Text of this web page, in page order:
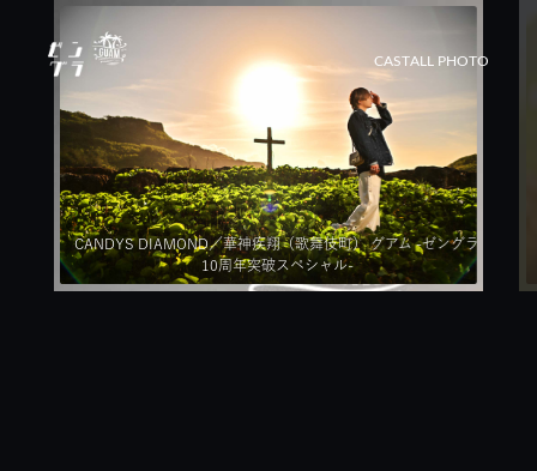
CASTALL PHOTO
CANDYS DIAMOND／華神疾翔（歌舞伎町） グアム -ゼングラ
10周年突破スペシャル-